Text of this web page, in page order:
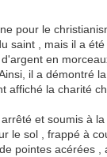
pour le
saint , mais il a été
en
il a démontré
affiché la charité
et soumis à la
le sol , frappé à
pointes acérées